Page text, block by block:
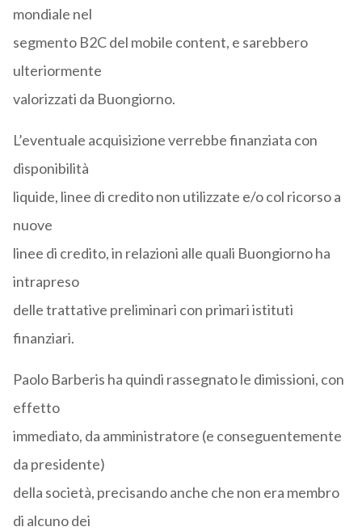
mondiale nel
segmento B2C del mobile content, e sarebbero
ulteriormente
valorizzati da Buongiorno.
L’eventuale acquisizione verrebbe finanziata con
disponibilità
liquide, linee di credito non utilizzate e/o col ricorso a
nuove
linee di credito, in relazioni alle quali Buongiorno ha
intrapreso
delle trattative preliminari con primari istituti
finanziari.
Paolo Barberis ha quindi rassegnato le dimissioni, con
effetto
immediato, da amministratore (e conseguentemente
da presidente)
della società, precisando anche che non era membro
di alcuno dei